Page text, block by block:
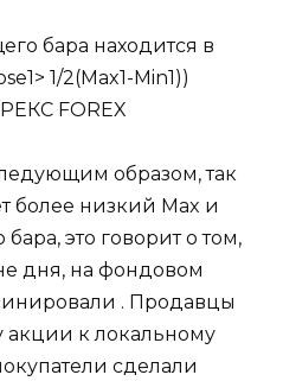
бара находится в
1/2(Max1-Min1))
образом, так
более низкий Max и
это говорит о том,
дня, на фондовом
. Продавцы
акции к локальному
сделали